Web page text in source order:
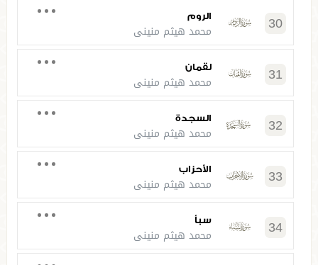
30 الروم
محمد هيثم منيني
31 لقمان
محمد هيثم منيني
32 السجدة
محمد هيثم منيني
33 الأحزاب
محمد هيثم منيني
34 سبأ
محمد هيثم منيني